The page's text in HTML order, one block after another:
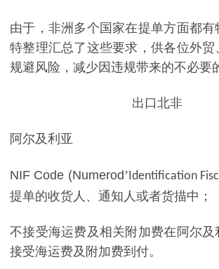
由于，非洲多个国家在提单方面都有
特整理汇总了这些要求，供各位外贸
规避风险，减少因违规带来的不必要
出口北非
阿尔及利亚
NIF Code (Numerod’ Identification
提单的收货人、通知人或者货描中；
不接受海运费及相关附加费在阿尔及
接受海运费及附加费到付。